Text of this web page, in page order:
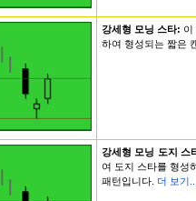
강세형 모닝 스타: 이
하여 형성되는 짧은
강세형 모닝 도지 스
여 도지 스타를 형성
패턴입니다. 더 보기...